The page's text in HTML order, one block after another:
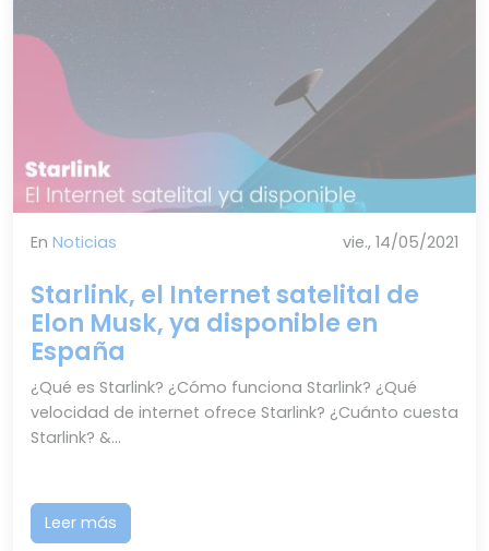
En Noticias vie., 14/05/2021
Starlink, el Internet satelital de
Elon Musk, ya disponible en
España
¿Qué es Starlink? ¿Cómo funciona Starlink? ¿Qué
velocidad de internet ofrece Starlink? ¿Cuánto cuesta
Starlink? &...
Leer más